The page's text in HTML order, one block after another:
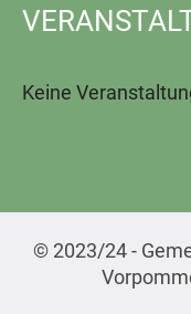
Keine
© 2023/24 -